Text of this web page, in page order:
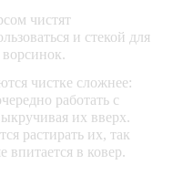
чистят
и стекой для
ворсинок.
чистке сложнее:
работать с
их вверх.
растирать их, так
впитается в ковер.